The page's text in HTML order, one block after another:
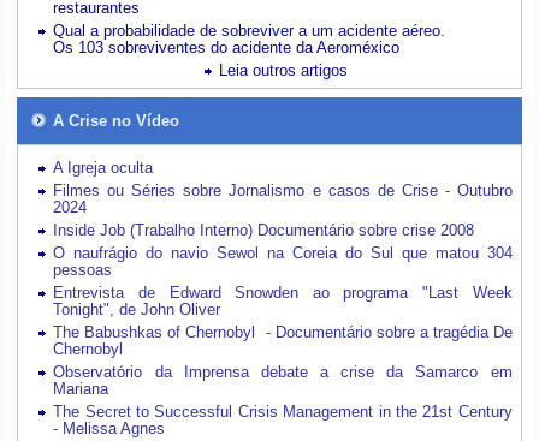
restaurantes
Qual a probabilidade de sobreviver a um acidente aéreo.
Os 103 sobreviventes do acidente da Aeroméxico
Leia outros artigos
A Crise no Vídeo
A Igreja oculta
Filmes ou Séries sobre Jornalismo e casos de Crise - Outubro
2024
Inside Job (Trabalho Interno) Documentário sobre crise 2008
O naufrágio do navio Sewol na Coreia do Sul que matou 304
pessoas
Entrevista de Edward Snowden ao programa "Last Week
Tonight", de John Oliver
The Babushkas of Chernobyl - Documentário sobre a tragédia De
Chernobyl
Observatório da Imprensa debate a crise da Samarco em
Mariana
The Secret to Successful Crisis Management in the 21st Century
- Melissa Agnes